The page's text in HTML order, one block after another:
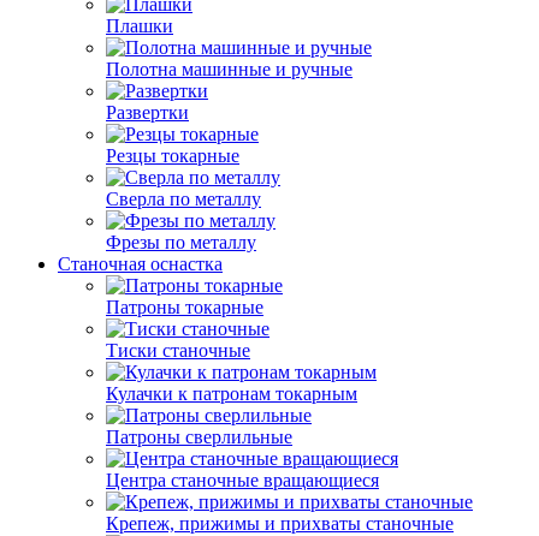
Плашки
Полотна машинные и ручные
Развертки
Резцы токарные
Сверла по металлу
Фрезы по металлу
Станочная оснастка
Патроны токарные
Тиски станочные
Кулачки к патронам токарным
Патроны сверлильные
Центра станочные вращающиеся
Крепеж, прижимы и прихваты станочные